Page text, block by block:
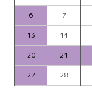
6
7
13
14
20
21
27
28